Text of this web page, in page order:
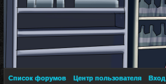
Список форумов Центр пользователя Вход